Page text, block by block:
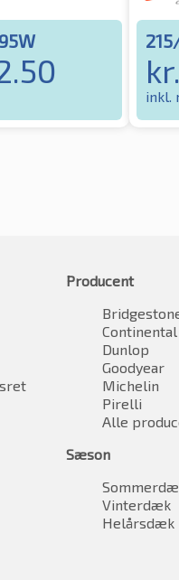
kr.
inkl.
Producent
Continental
Dunlop
Goodyear
Michelin
Pirelli
Alle
Sæson
Vinterdæk
Helårsdæk